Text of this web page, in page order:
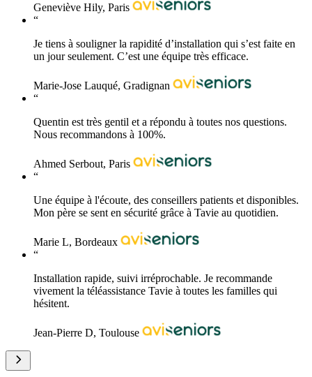
Geneviève Hily, Paris
“
Je tiens à souligner la rapidité d’installation qui s’est faite en
un jour seulement. C’est une équipe très efficace.
Marie-Jose Lauqué, Gradignan
“
Quentin est très gentil et a répondu à toutes nos questions.
Nous recommandons à 100%.
Ahmed Serbout, Paris
“
Une équipe à l'écoute, des conseillers patients et disponibles.
Mon père se sent en sécurité grâce à Tavie au quotidien.
Marie L, Bordeaux
“
Installation rapide, suivi irréprochable. Je recommande
vivement la téléassistance Tavie à toutes les familles qui
hésitent.
Jean-Pierre D, Toulouse